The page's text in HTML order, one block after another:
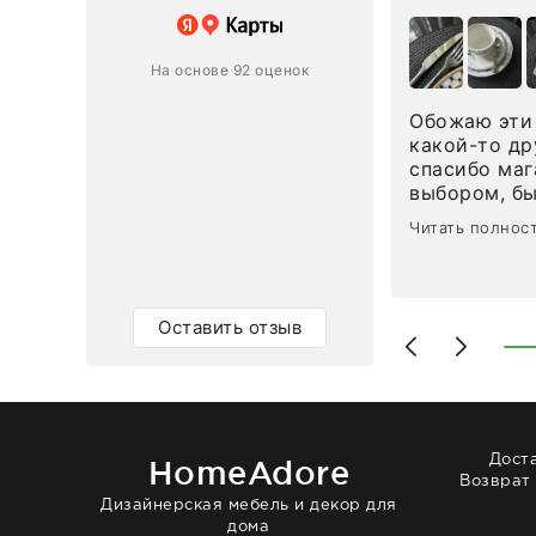
На основе 92 оценок
Оставить отзыв
магазину за оперативную
приехал ко мне целым и
Обожаю эти
какой-то
спасибо
выбором,
сервисом.
чайные
доставили
торжеству.
Читать
HomeAdore
Дизайнерская мебель и декор для
дома
Возврат